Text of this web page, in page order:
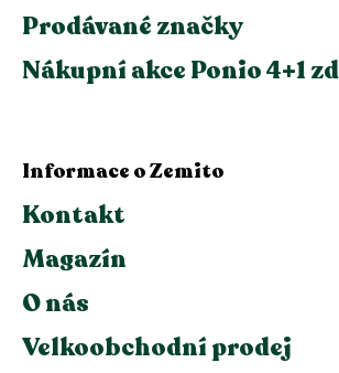
Prodávané značky
Nákupní akce Ponio 4+1
Informace o Zemito
Kontakt
Magazín
O nás
Velkoobchodní prodej